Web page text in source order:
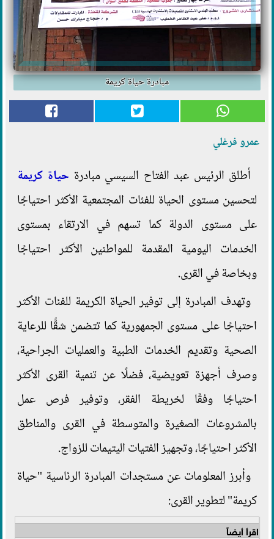
مبادرة حياة كريمة
عمرو فرغلي
أطلق الرئيس عبد الفتاح السيسي مبادرة حياة كريمة
لتحسين مستوى الحياة للفئات المجتمعية الأكثر احتياجًا
على مستوى الدولة كما تسهم في الارتقاء بمستوى
الخدمات اليومية المقدمة للمواطنين الأكثر احتياجًا
وبخاصة في القرى.
وتهدف المبادرة إلى توفير الحياة الكريمة للفئات الأكثر
احتياجًا على مستوى الجمهورية كما تتضمن شقًّا للرعاية
الصحية وتقديم الخدمات الطبية والعمليات الجراحية،
وصرف أجهزة تعويضية، فضلًا عن تنمية القرى الأكثر
احتياجًا وفقًا لخريطة الفقر، وتوفير فرص عمل
بالمشروعات الصغيرة والمتوسطة في القرى والمناطق
الأكثر احتياجًا، وتجهيز الفتيات اليتيمات للزواج.
وأبرز المعلومات عن مستجدات المبادرة الرئاسية "حياة
كريمة" لتطوير القرى:
اقرأ أيضاً